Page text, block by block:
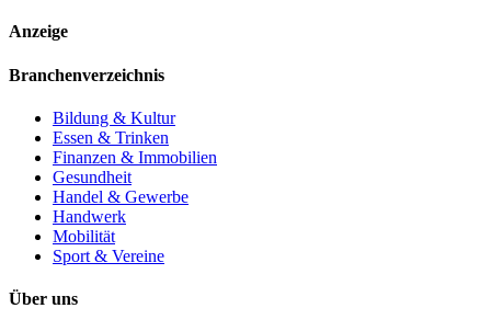
Anzeige
Branchenverzeichnis
Bildung & Kultur
Essen & Trinken
Finanzen & Immobilien
Gesundheit
Handel & Gewerbe
Handwerk
Mobilität
Sport & Vereine
Über uns